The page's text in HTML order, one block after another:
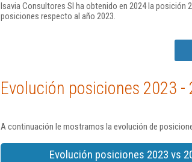
Isavia Consultores Sl ha obtenido en 2024 la posición
posiciones respecto al año 2023.
Evolución posiciones 2023 -
A continuación le mostramos la evolución de
Evolución posiciones 2023 vs